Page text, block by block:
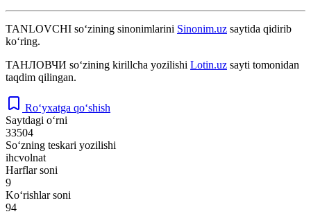
TANLOVCHI so‘zining sinonimlarini Sinonim.uz saytida qidirib
ko‘ring.
ТАНЛОВЧИ so‘zining kirillcha yozilishi Lotin.uz sayti tomonidan
taqdim qilingan.
Ro‘yxatga qo‘shish
Saytdagi o‘rni
33504
So‘zning teskari yozilishi
ihcvolnat
Harflar soni
9
Ko‘rishlar soni
94